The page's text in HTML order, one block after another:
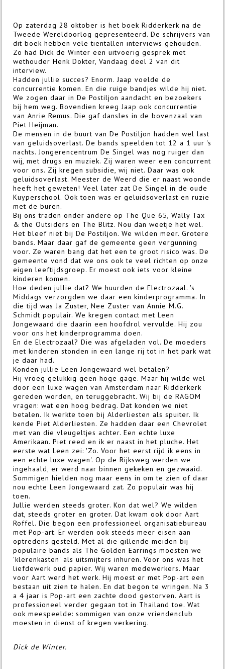
Op zaterdag 28 oktober is het boek Ridderkerk na de
Tweede Wereldoorlog gepresenteerd. De schrijvers van
dit boek hebben vele tientallen interviews gehouden.
Zo had Dick de Winter een uitvoerig gesprek met
wethouder Henk Dokter, Vandaag deel 2 van dit
interview.
Hadden jullie succes? Enorm. Jaap voelde de
concurrentie komen. En die ruige bandjes wilde hij niet.
We zogen daar in De Postiljon aandacht en bezoekers
bij hem weg. Bovendien kreeg Jaap ook concurrentie
van Anrie Remus. Die gaf dansles in de bovenzaal van
Piet Heijman.
De mensen in de buurt van De Postiljon hadden wel last
van geluidsoverlast. De bands speelden tot 12 a 1 uur 's
nachts. Jongerencentrum De Singel was nog ruiger dan
wij, met drugs en muziek. Zij waren weer een concurrent
voor ons. Zij kregen subsidie, wij niet. Daar was ook
geluidsoverlast. Meester de Weerd die er naast woonde
heeft het geweten! Veel later zat De Singel in de oude
Kuyperschool. Ook toen was er geluidsoverlast en ruzie
met de buren.
Bij ons traden onder andere op The Que 65, Wally Tax
& the Outsiders en The Blitz. Nou dan weetje het wel.
Het bleef niet bij De Postiljon. We wilden meer. Grotere
bands. Maar daar gaf de gemeente geen vergunning
voor. Ze waren bang dat het een te groot risico was. De
gemeente vond dat we ons ook te veel richten op onze
eigen leeftijdsgroep. Er moest ook iets voor kleine
kinderen komen.
Hoe deden jullie dat? We huurden de Electrozaal. 's
Middags verzorgden we daar een kinderprogramma. In
die tijd was Ja Zuster, Nee Zuster van Annie M.G.
Schmidt populair. We kregen contact met Leen
Jongewaard die daarin een hoofdrol vervulde. Hij zou
voor ons het kinderprogramma doen.
En de Electrozaal? Die was afgeladen vol. De moeders
met kinderen stonden in een lange rij tot in het park wat
je daar had.
Konden jullie Leen Jongewaard wel betalen?
Hij vroeg gelukkig geen hoge gage. Maar hij wilde wel
door een luxe wagen van Amsterdam naar Ridderkerk
gereden worden, en teruggebracht. Wij bij de RAGOM
vragen: wat een hoog bedrag. Dat konden we niet
betalen. Ik werkte toen bij Alderliesten als spuiter. Ik
kende Piet Alderliesten. Ze hadden daar een Chevrolet
met van die vleugeltjes achter. Een echte luxe
Amerikaan. Piet reed en ik er naast in het pluche. Het
eerste wat Leen zei: 'Zo. Voor het eerst rijd ik eens in
een echte luxe wagen'. Op de Rijksweg werden we
ingehaald, er werd naar binnen gekeken en gezwaaid.
Sommigen hielden nog maar eens in om te zien of daar
nou echte Leen Jongewaard zat. Zo populair was hij
toen.
Jullie werden steeds groter. Kon dat wel? We wilden
dat, steeds groter en groter. Dat kwam ook door Aart
Roffel. Die begon een professioneel organisatiebureau
met Pop-art. Er werden ook steeds meer eisen aan
optredens gesteld. Met al die gillende meiden bij
populaire bands als The Golden Earrings moesten we
'klerenkasten' als uitsmijters inhuren. Voor ons was het
liefdewerk oud papier. Wij waren medewerkers. Maar
voor Aart werd het werk. Hij moest er met Pop-art een
bestaan uit zien te halen. En dat begon te wringen. Na 3
a 4 jaar is Pop-art een zachte dood gestorven. Aart is
professioneel verder gegaan tot in Thailand toe. Wat
ook meespeelde: sommigen van onze vriendenclub
moesten in dienst of kregen verkering.
Dick de Winter.